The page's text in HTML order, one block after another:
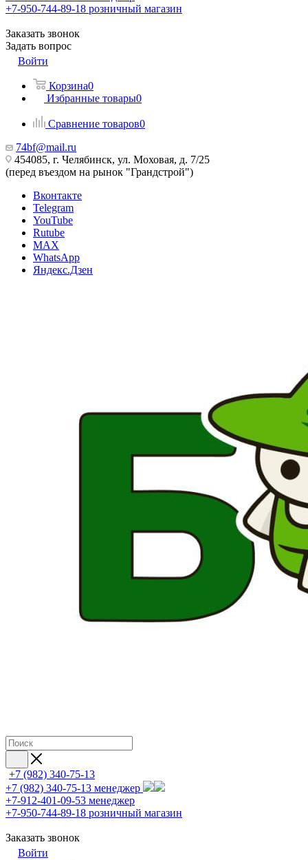
+7-950-744-89-18 розничный магазин
Заказать звонок
Задать вопрос
Войти
Корзина0
Избранные товары0
Сравнение товаров0
74bf@mail.ru
454085, г. Челябинск, ул. Моховая, д. 7/25
(перед въездом на рынок "Грандстрой")
Вконтакте
Telegram
YouTube
Rutube
MAX
WhatsApp
Яндекс.Дзен
+7 (982) 340-75-13
+7 (982) 340-75-13 менеджер
+7-912-401-09-53 менеджер
+7-950-744-89-18 розничный магазин
Заказать звонок
Войти